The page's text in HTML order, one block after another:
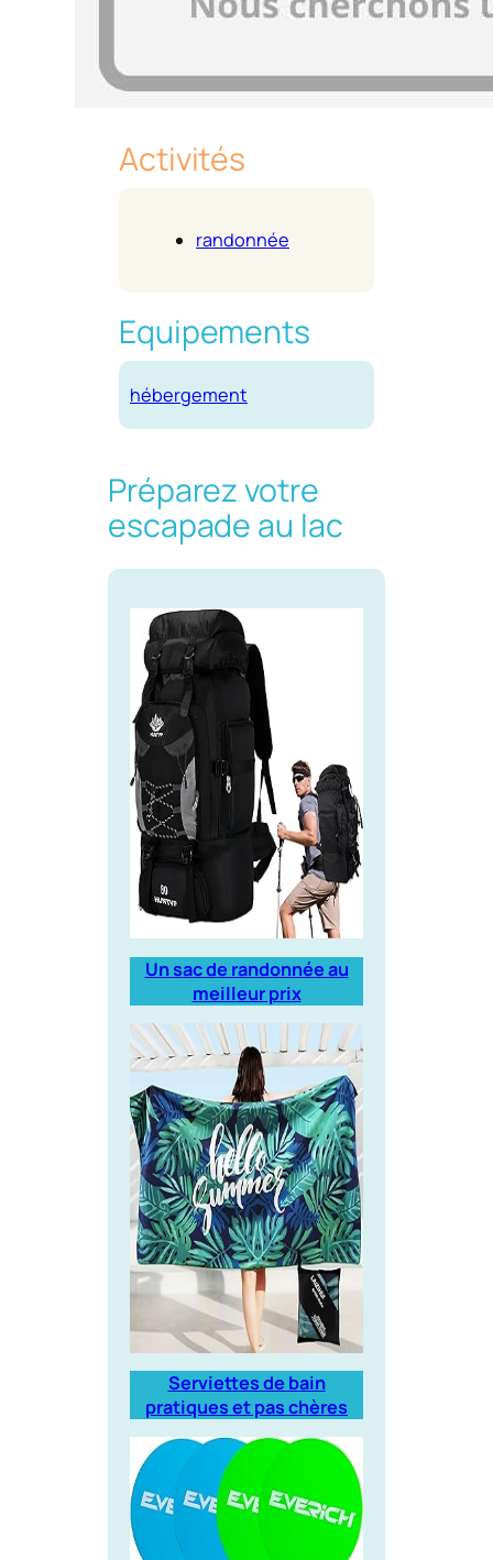
Activités
randonnée
Equipements
hébergement
Préparez votre
escapade au lac
Un sac de randonnée au
meilleur prix
Serviettes de bain
pratiques et pas chères